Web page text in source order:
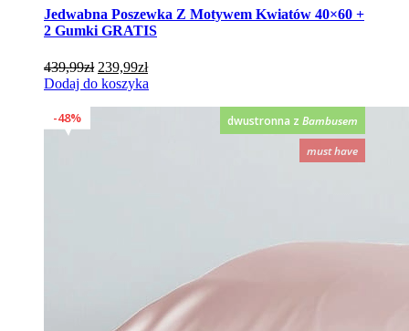
Jedwabna Poszewka Z Motywem Kwiatów 40×60 +
2 Gumki GRATIS
439,99zł Pierwotna
cena
239,99złAktualna
cena
Dodaj do koszyka
48% dwustronna z Bambusem
must have